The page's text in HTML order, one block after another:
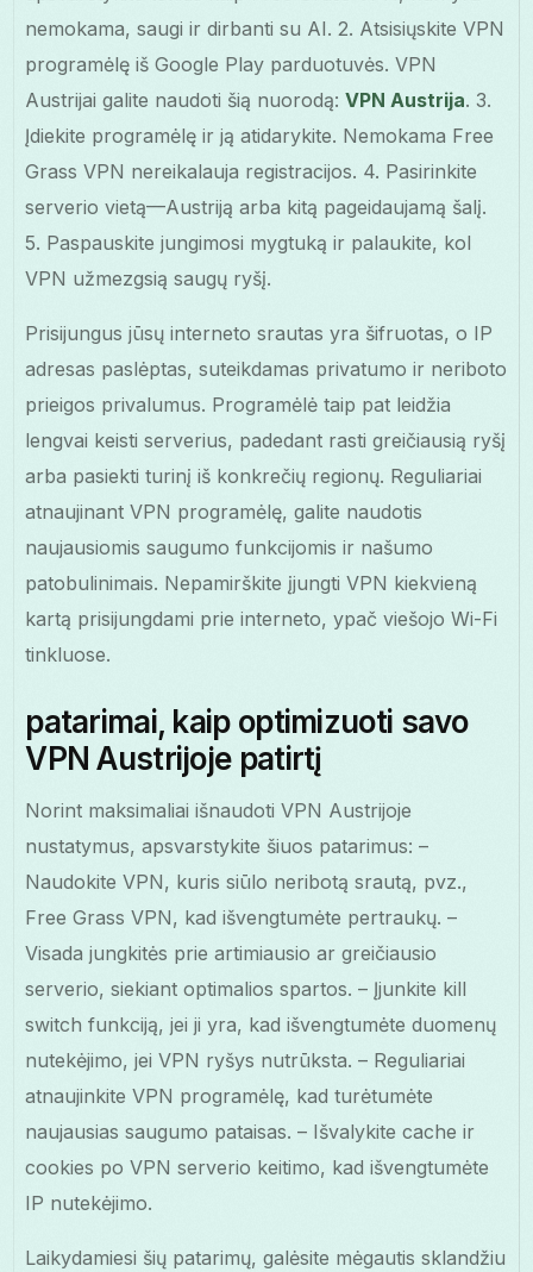
nemokama, saugi ir dirbanti su AI. 2. Atsisiųskite VPN
programėlę iš Google Play parduotuvės. VPN
Austrijai galite naudoti šią nuorodą:VPN Austrija. 3.
Įdiekite programėlę ir ją atidarykite. Nemokama Free
Grass VPN nereikalauja registracijos. 4. Pasirinkite
serverio vietą—Austriją arba kitą pageidaujamą šalį.
5. Paspauskite jungimosi mygtuką ir palaukite, kol
VPN užmezgsią saugų ryšį.
Prisijungus jūsų interneto srautas yra šifruotas, o IP
adresas paslėptas, suteikdamas privatumo ir neriboto
prieigos privalumus. Programėlė taip pat leidžia
lengvai keisti serverius, padedant rasti greičiausią ryšį
arba pasiekti turinį iš konkrečių regionų. Reguliariai
atnaujinant VPN programėlę, galite naudotis
naujausiomis saugumo funkcijomis ir našumo
patobulinimais. Nepamirškite įjungti VPN kiekvieną
kartą prisijungdami prie interneto, ypač viešojo Wi-Fi
tinkluose.
patarimai, kaip optimizuoti savo
VPN Austrijoje patirtį
Norint maksimaliai išnaudoti VPN Austrijoje
nustatymus, apsvarstykite šiuos patarimus: –
Naudokite VPN, kuris siūlo neribotą srautą, pvz.,
Free Grass VPN, kad išvengtumėte pertraukų. –
Visada jungkitės prie artimiausio ar greičiausio
serverio, siekiant optimalios spartos. – Įjunkite kill
switch funkciją, jei ji yra, kad išvengtumėte duomenų
nutekėjimo, jei VPN ryšys nutrūksta. – Reguliariai
atnaujinkite VPN programėlę, kad turėtumėte
naujausias saugumo pataisas. – Išvalykite cache ir
cookies po VPN serverio keitimo, kad išvengtumėte
IP nutekėjimo.
Laikydamiesi šių patarimų, galėsite mėgautis sklandžiu